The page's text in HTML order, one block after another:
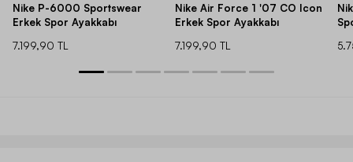
Nike P-6000 Sportswear
Erkek Spor Ayakkabı
7.199,90 TL
Nike Air Force 1 '07 CO Icon
Erkek Spor Ayakkabı
7.199,90 TL